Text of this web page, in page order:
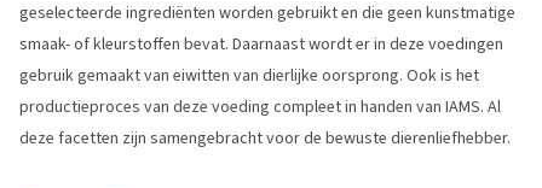
geselecteerde ingrediënten worden gebruikt en die geen kunstmatige
smaak- of kleurstoffen bevat. Daarnaast wordt er in deze voedingen
gebruik gemaakt van eiwitten van dierlijke oorsprong. Ook is het
productieproces van deze voeding compleet in handen van IAMS. Al
deze facetten zijn samengebracht voor de bewuste dierenliefhebber.